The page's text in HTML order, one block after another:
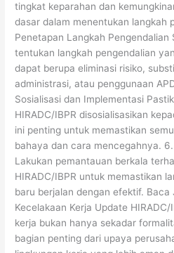
tingkat keparahan dan
dasar dalam menentukan langkah
Penetapan Langkah Pengendalian
tentukan langkah pengendalian
dapat berupa eliminasi risiko,
administrasi, atau penggunaan
Sosialisasi dan Implementasi
HIRADC/IBPR disosialisasikan
ini penting untuk memastikan
bahaya dan cara mencegahnya.
Lakukan pemantauan berkala
HIRADC/IBPR untuk memastikan
baru berjalan dengan efektif. Baca
Kecelakaan Kerja Update
kerja bukan hanya sekadar
bagian penting dari upaya